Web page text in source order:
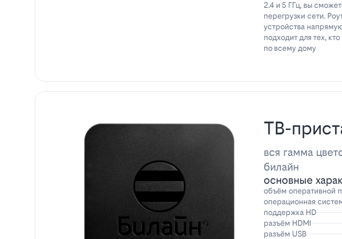
2.4 и 5 ГГц, вы
перегрузки сети.
устройства
подходит для тех,
по всему дому
ТВ-
вся гамма
билайн
основные
объём оперативной
операционная
поддержка HD
разъём HDMI
разъём USB